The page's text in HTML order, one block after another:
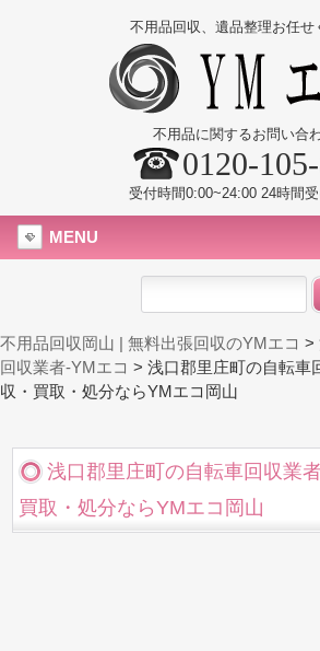
不用品回収、遺品整理お任せ
不用品に関するお問い合
0120-
受付時間0:00~24:00 24時間
MENU
不用品回収岡山 | 無料出張回収のYMエコ >
回収業者-YMエコ > 浅口郡里庄町の自転車
収・買取・処分ならYMエコ岡山
浅口郡里庄町の自転車回収業
買取・処分ならYMエコ岡山